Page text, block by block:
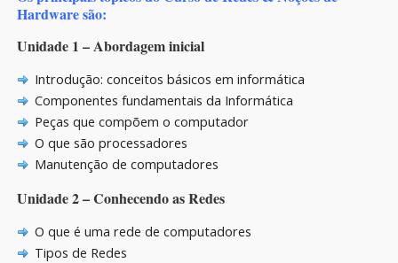
Hardware são:
Unidade 1 – Abordagem inicial
Introdução: conceitos básicos em informática
Componentes fundamentais da Informática
Peças que compõem o computador
O que são processadores
Manutenção de computadores
Unidade 2 – Conhecendo as Redes
O que é uma rede de computadores
Tipos de Redes